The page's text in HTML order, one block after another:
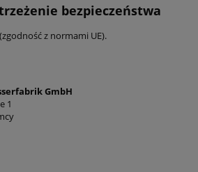
bezpieczeństwa
z normami UE).
GmbH
1